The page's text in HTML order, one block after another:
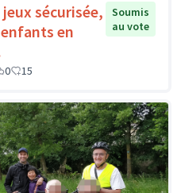
sécurisée,
en
Soumis
au vote
0 15